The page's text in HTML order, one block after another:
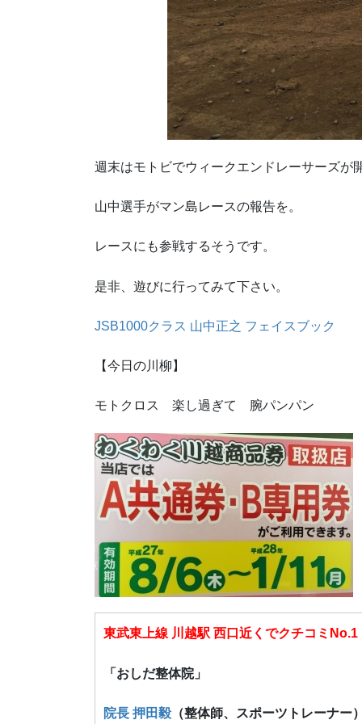
週末はモトビでウィークエンドレーサーズが
山中選手がマン島レースの報告を。
レースにも参戦するそうです。
是非、遊びに行ってみて下さい。
JSB1000クラス 山中正之 フェイスブック
【今日の川柳】
モトクロス 楽し過ぎて 腕パンパン
東武東上線 川越駅 西口近くでクチコミNo.1
「おしだ整体院」
院長 押田毅 （整体師、スポーツトレーナー